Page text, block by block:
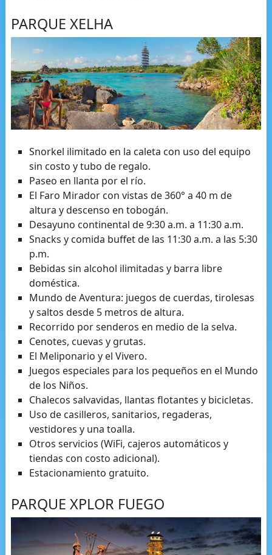
PARQUE XELHA
Snorkel ilimitado en la caleta con uso del equipo
sin costo y tubo de regalo.
Paseo en llanta por el río.
El Faro Mirador con vistas de 360° a 40 m de
altura y descenso en tobogán.
Desayuno continental de 9:30 a.m. a 11:30 a.m.
Snacks y comida buffet de las 11:30 a.m. a las 5:30
p.m.
Bebidas sin alcohol ilimitadas y barra libre
doméstica.
Mundo de Aventura: juegos de cuerdas, tirolesas
y saltos desde 5 metros de altura.
Recorrido por senderos en medio de la selva.
Cenotes, cuevas y grutas.
El Meliponario y el Vivero.
Juegos especiales para los pequeños en el Mundo
de los Niños.
Chalecos salvavidas, llantas flotantes y bicicletas.
Uso de casilleros, sanitarios, regaderas,
vestidores y una toalla.
Otros servicios (WiFi, cajeros automáticos y
tiendas con costo adicional).
Estacionamiento gratuito.
PARQUE XPLOR FUEGO